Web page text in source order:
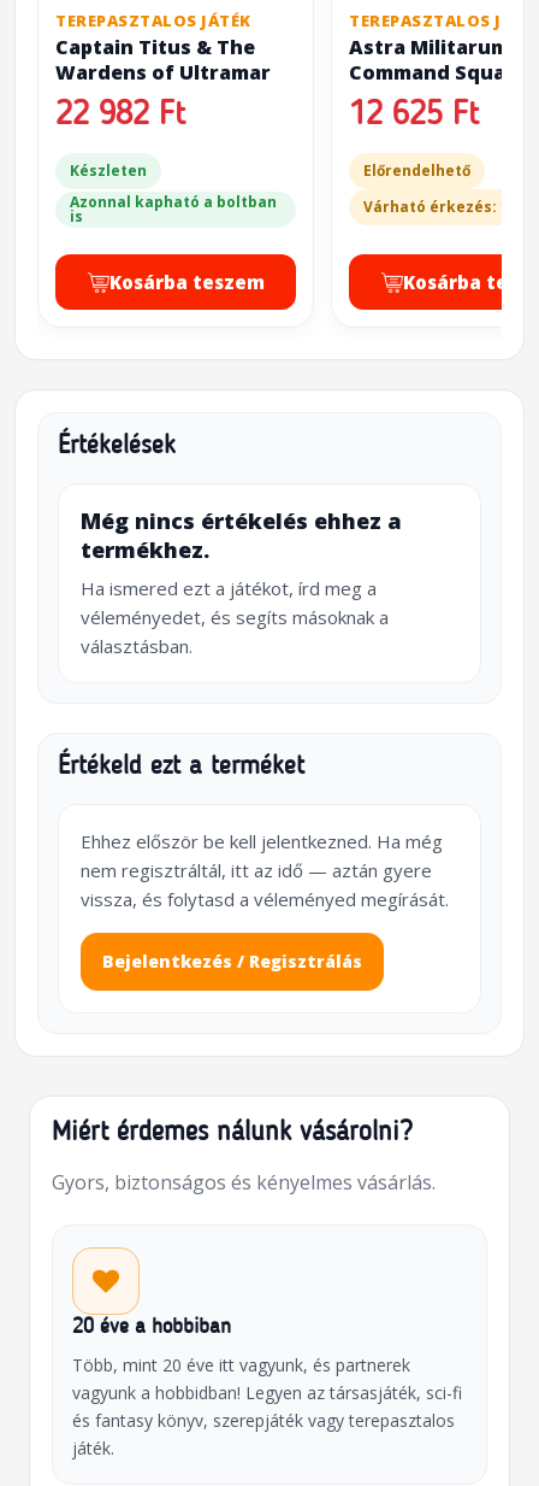
TEREPASZTALOS JÁTÉK
Captain Titus & The
Wardens of Ultramar
22 982 Ft
Készleten
Azonnal kapható a boltban
is
Kosárba teszem
TEREPASZTALOS
Astra Militarum:
Command Squad
12 625 Ft
Előrendelhető
Várható érkezés: 10-
Kosárba
Értékelések
Még nincs értékelés ehhez a
termékhez.
Ha ismered ezt a játékot, írd meg a
véleményedet, és segíts másoknak a
választásban.
Értékeld ezt a terméket
Ehhez először be kell jelentkezned. Ha még
nem regisztráltál, itt az idő — aztán gyere
vissza, és folytasd a véleményed megírását.
Bejelentkezés / Regisztrálás
Miért érdemes nálunk vásárolni?
Gyors, biztonságos és kényelmes vásárlás.
20 éve a hobbiban
Több, mint 20 éve itt vagyunk, és partnerek
vagyunk a hobbidban! Legyen az társasjáték, sci-fi
és fantasy könyv, szerepjáték vagy terepasztalos
játék.